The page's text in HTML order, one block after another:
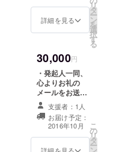
スペース利用/イ
ベント利用券 8
相当] ・ドリンク
チケット(アル
コールを含むド
リンクの注文に
ご利用いただけ
ます) 8枚を贈呈
いたします。
[4000円相当] ・
Weeyble公式サ
イトにてサポー
ターとしてお名
詳細を見る
リ
タ
ー
ン
を
選
択
す
る
30,000円
・発起人一同、
心よりお礼の
メールをお送り
いたします。 ・
オープニングイ
ベントへご招待
いたします。 ・
スペース利用/イ
支援者：1人
お届け予定：
2016年10月
詳細を見る
こ
の
リ
タ
ー